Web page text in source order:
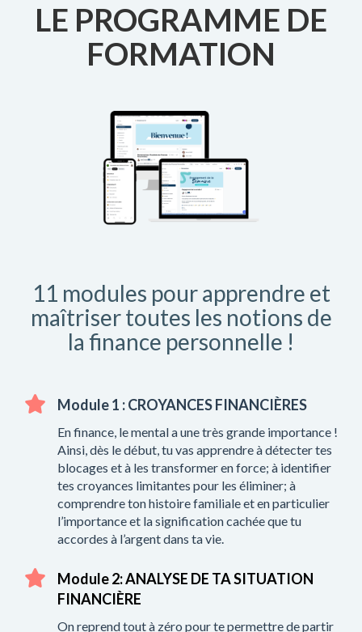
LE PROGRAMME DE
FORMATION
11 modules pour apprendre et
maîtriser toutes les notions de
la finance personnelle !
Module 1 : CROYANCES FINANCIÈRES
En finance, le mental a une très grande importance !
Ainsi, dès le début, tu vas apprendre à détecter tes
blocages et à les transformer en force; à identifier
tes croyances limitantes pour les éliminer; à
comprendre ton histoire familiale et en particulier
l’importance et la signification cachée que tu
accordes à l’argent dans ta vie.
Module 2: ANALYSE DE TA SITUATION
FINANCIÈRE
On reprend tout à zéro pour te permettre de partir